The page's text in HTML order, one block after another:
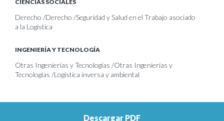
CIENCIAS SOCIALES
Derecho /Derecho /Seguridad y Salud en el Trabajo asociado
a la Logística
INGENIERÍA Y TECNOLOGÍA
Otras Ingenierías y Tecnologías /Otras Ingenierías y
Tecnologías /Logística inversa y ambiental
Descargar PDF